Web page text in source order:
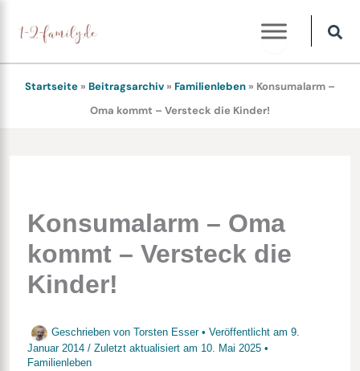
Inhalt
springen
Startseite » Beitragsarchiv » Familienleben » Konsumalarm –
Oma kommt – Versteck die Kinder!
Konsumalarm – Oma
kommt – Versteck die
Kinder!
Geschrieben von Torsten Esser • Veröffentlicht am 9.
Januar 2014 / Zuletzt aktualisiert am 10. Mai 2025•
Familienleben